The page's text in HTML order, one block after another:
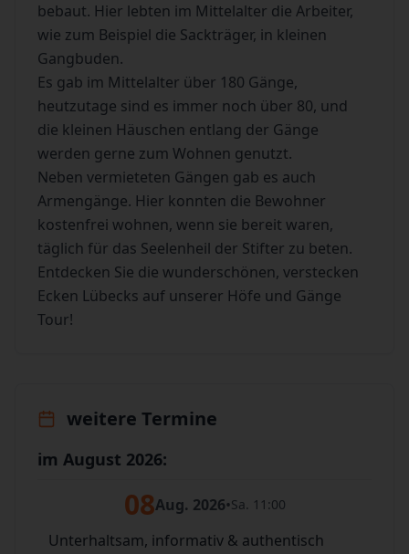
bebaut. Hier lebten im Mittelalter die Arbeiter,
wie zum Beispiel die Sackträger, in kleinen
Gangbuden.
Es gab im Mittelalter über 180 Gänge,
heutzutage sind es immer noch über 80, und
die kleinen Häuschen entlang der Gänge
werden gerne zum Wohnen genutzt.
Neben vermieteten Gängen gab es auch
Armengänge. Hier konnten die Bewohner
kostenfrei wohnen, wenn sie bereit waren,
täglich für das Seelenheil der Stifter zu beten.
Entdecken Sie die wunderschönen, verstecken
Ecken Lübecks auf unserer Höfe und Gänge
Tour!
weitere Termine
im August 2026:
08Aug. 2026•Sa. 11:00
Unterhaltsam, informativ & authentisch